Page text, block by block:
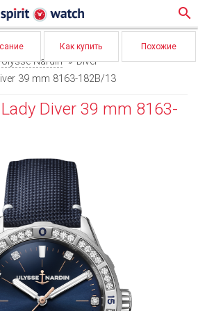
search
Как купить Похожие
Ulysse Nardin
Diver
39 mm 8163-182B/13
Diver 39 mm 8163-